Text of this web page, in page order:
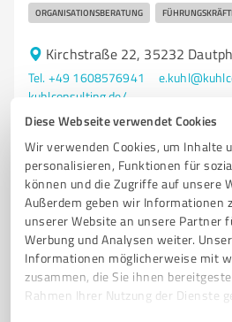
Diese Webseite verwendet Cookies
Wir verwenden Cookies, um Inhalte
personalisieren, Funktionen für
können und die Zugriffe auf unsere
Außerdem geben wir Informationen
unserer Website an unsere Partner
Werbung und Analysen weiter.
Informationen möglicherweise mit
zusammen, die Sie ihnen
Rahmen Ihrer Nutzung der Dienste
ORGANISATIONSBERATUNG
Kirchstraße 22, 35232
Tel. +49 1608576941
kuhlconsulting.de/
0,00 / 5,00
Nicht bewertet0
4 Unternehmensberatung
Die Vertriebswikinger
B2B-Kaltakquise (Telefon, E-